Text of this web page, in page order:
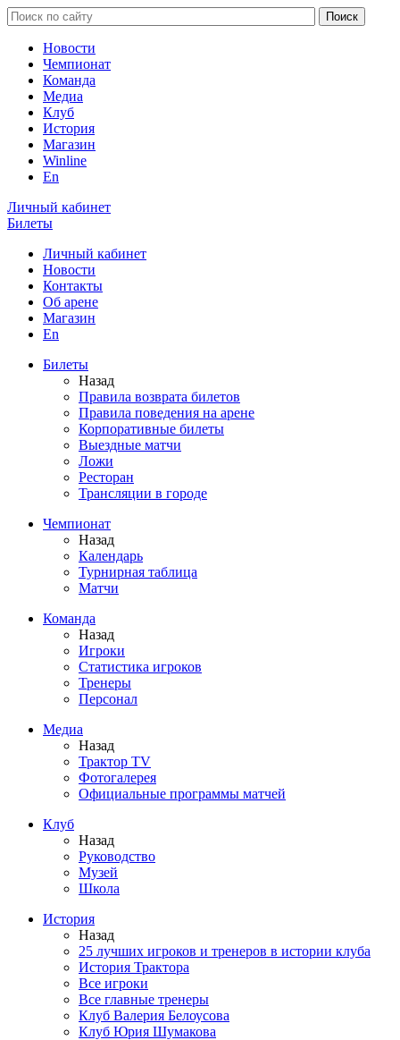
Новости
Чемпионат
Команда
Медиа
Клуб
История
Магазин
Winline
En
Личный кабинет
Билеты
Личный кабинет
Новости
Контакты
Об арене
Магазин
En
Билеты
Назад
Правила возврата билетов
Правила поведения на арене
Корпоративные билеты
Выездные матчи
Ложи
Ресторан
Трансляции в городе
Чемпионат
Назад
Календарь
Турнирная таблица
Матчи
Команда
Назад
Игроки
Статистика игроков
Тренеры
Персонал
Медиа
Назад
Трактор TV
Фотогалерея
Официальные программы матчей
Клуб
Назад
Руководство
Музей
Школа
История
Назад
25 лучших игроков и тренеров в истории клуба
История Трактора
Все игроки
Все главные тренеры
Клуб Валерия Белоусова
Клуб Юрия Шумакова